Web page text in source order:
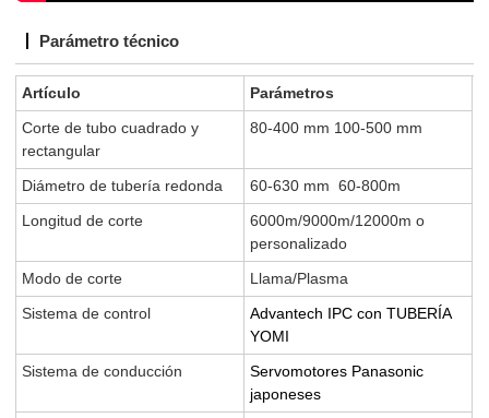
Parámetro técnico
Artículo
Parámetros
Corte de tubo cuadrado y
rectangular
80-400 mm 100-500 mm
Diámetro de tubería redonda 60-630 mm 60-800m
Longitud de corte
6000m/9000m/12000m o
personalizado
Modo de corte
Llama/Plasma
Sistema de control
Advantech IPC con TUBERÍA
YOMI
Sistema de conducción
Servomotores Panasonic
japoneses